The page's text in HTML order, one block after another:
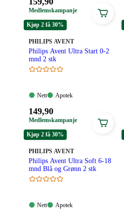
159,90
kroner.
Medlemskampanje
Kjøp 2 få 30%
MERKE:
PHILIPS AVENT
Philips Avent Ultra Start 0-2
mnd 2 stk
Nett:
Nett
Apotek:
Apotek
Pris:
149,90
kroner.
149,90
Medlemskampanje
Kjøp 2 få 30%
MERKE:
PHILIPS AVENT
Philips Avent Ultra Soft 6-18
mnd Blå og Grønn 2 stk
Nett:
Nett
Apotek:
Apotek